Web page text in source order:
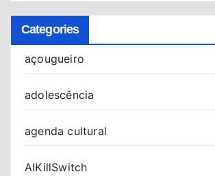
Categories
açougueiro
adolescência
agenda cultural
AIKillSwitch